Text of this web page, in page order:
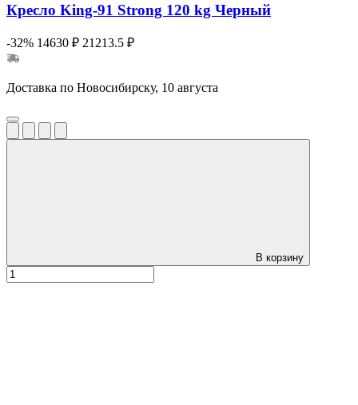
Кресло King-91 Strong 120 kg Черный
-32% 14630 ₽ 21213.5 ₽
Доставка по Новосибирску, 10 августа
В корзину